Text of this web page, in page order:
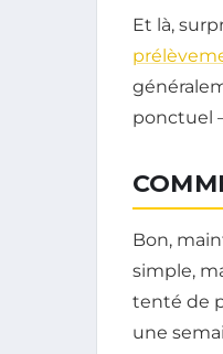
Et là,
ponctuel
Bon,
simple,
tenté de
une